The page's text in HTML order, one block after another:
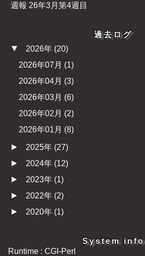
週報 26年3月第4週目
過去ログ
2026年 (20)
2026年07月 (1)
2026年04月 (3)
2026年03月 (6)
2026年02月 (2)
2026年01月 (8)
2025年 (27)
2024年 (12)
2023年 (1)
2022年 (2)
2020年 (1)
System info
Runtime : CGI-Perl